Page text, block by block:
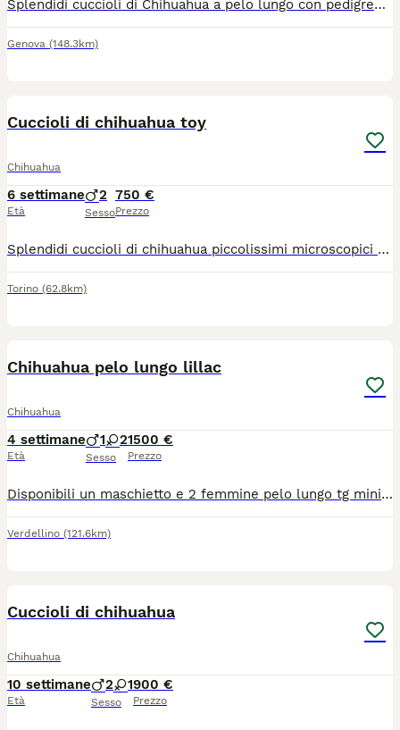
Splendidi cuccioli di Chihuahua a pelo lungo con pedigree ENCI Disponibili splendidi cuccioli di Chihuahua a pelo lungo, nati il 26/06/2026, allevati con amore in ambiente familiare. Entrambi i genitori sono muniti di pedigree ENCI e i cuccioli saranno ceduti solo dopo il compimento dell’età prevista dalla normativa. Disponibili: * 🩵 1 Maschi: €900 * 🩷 2 Femmine: €1.200 I cuccioli saranno consegnati con: ✔ Microchip ✔ Prima vaccinazione ✔ Sverminazioni effettuate ✔ Libretto sanitario ✔ Pedigree ENCI richiesto I cuccioli cresceranno in ambiente familiare, saranno abituati al contatto con le persone e con i bambini, ricevendo fin da piccoli le migliori cure. Per maggiori informazioni, foto o per fissare una visita, contattatemi in privato. Solo persone realmente interessate e amanti della razza.
Genova (148.3km)
Cuccioli di chihuahua toy
Chihuahua
6 settimane
Età
2
Sesso
750 €
Prezzo
Splendidi cuccioli di chihuahua piccolissimi microscopici rimarranno molto piccoli intorno a 1,2 kg genitori visibili entrambi di mia proprietà sono due maschietti verranno consegnati al compimento dei 60gg con ciclo sverminazioni vaccino microchip passaggio di proprietà libretto sanitario contatto telefonico 379 1459776
Torino (62.8km)
Chihuahua pelo lungo lillac
Chihuahua
4 settimane
Età
1 2
Sesso
1500 €
Prezzo
Disponibili un maschietto e 2 femmine pelo lungo tg mini verranno consegnati completi di ciclo vermifugo trattamento antiparassitario vaccino microchip certificato medico libretto sanitario iscrizione anagrafe canina passaggio di proprietà kit cucciolo pedigree enci genitori visibili solo persone responsabili siamo in provincia di Bergamo solo contatti telefonici 3491350788
Verdellino (121.6km)
Cuccioli di chihuahua
Chihuahua
10 settimane
Età
2 1
Sesso
900 €
Prezzo